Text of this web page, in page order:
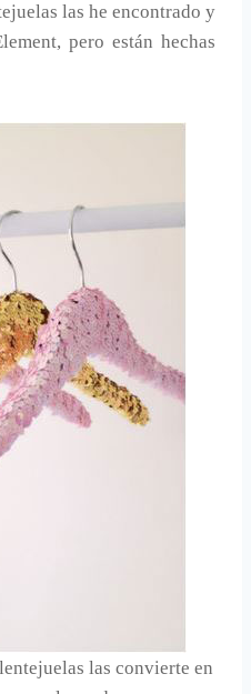
las he encontrado y
pero están hechas
las convierte en